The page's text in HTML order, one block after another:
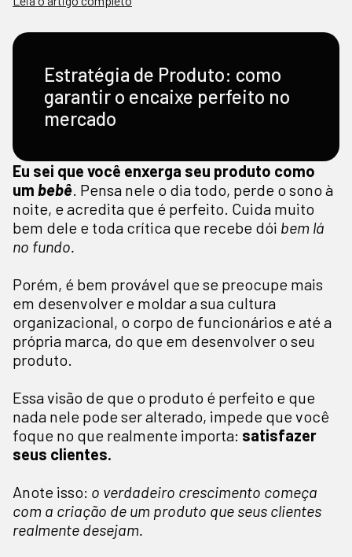
Estratégia de Produto: como
garantir o encaixe perfeito no
mercado
Eu sei que você enxerga seu produto como
um bebê. Pensa nele o dia todo, perde o sono à
noite, e acredita que é perfeito. Cuida muito
bem dele e toda crítica que recebe dói bem lá
no fundo.
Porém, é bem provável que se preocupe mais
em desenvolver e moldar a sua cultura
organizacional, o corpo de funcionários e até a
própria marca, do que em desenvolver o seu
produto.
Essa visão de que o produto é perfeito e que
nada nele pode ser alterado, impede que você
foque no que realmente importa: satisfazer
seus clientes.
Anote isso: o verdadeiro crescimento começa
com a criação de um produto que seus clientes
realmente desejam.